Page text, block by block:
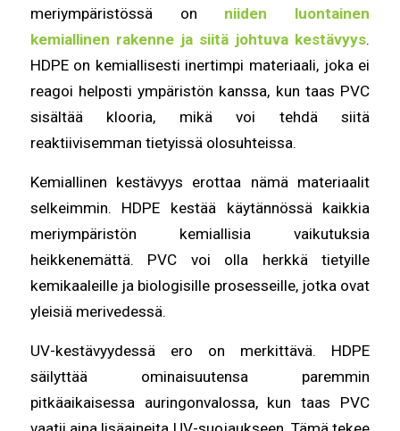
meriympäristössä on niiden luontainen
kemiallinen rakenne ja siitä johtuva kestävyys.
HDPE on kemiallisesti inertimpi materiaali, joka ei
reagoi helposti ympäristön kanssa, kun taas PVC
sisältää klooria, mikä voi tehdä siitä
reaktiivisemman tietyissä olosuhteissa.
Kemiallinen kestävyys erottaa nämä materiaalit
selkeimmin. HDPE kestää käytännössä kaikkia
meriympäristön kemiallisia vaikutuksia
heikkenemättä. PVC voi olla herkkä tietyille
kemikaaleille ja biologisille prosesseille, jotka ovat
yleisiä merivedessä.
UV-kestävyydessä ero on merkittävä. HDPE
säilyttää ominaisuutensa paremmin
pitkäaikaisessa auringonvalossa, kun taas PVC